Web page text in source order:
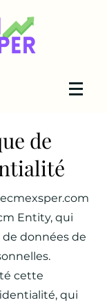
de
Entity, qui
données de
cette
qui